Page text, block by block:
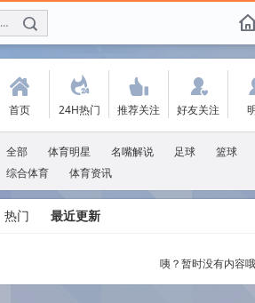
搜索微博、找人 f
(
首页
.
24H热门
'
推荐关注
:
好友关注
全部 体育明星 名嘴解说 足球
篮球
综合体育
体育资讯
热门 最近更新
咦？暂时没有内容